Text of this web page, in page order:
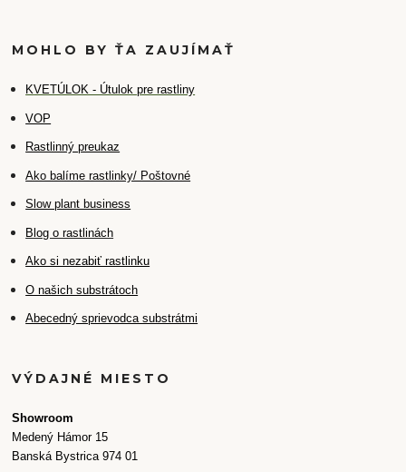
MOHLO BY ŤA ZAUJÍMAŤ
KVETÚLOK - Útulok pre rastliny
VOP
Rastlinný preukaz
Ako balíme rastlinky/ Poštovné
Slow plant business
Blog o rastlinách
Ako si nezabiť rastlinku
O našich substrátoch
Abecedný sprievodca substrátmi
VÝDAJNÉ MIESTO
Showroom
Medený Hámor 15
Banská Bystrica 974 01